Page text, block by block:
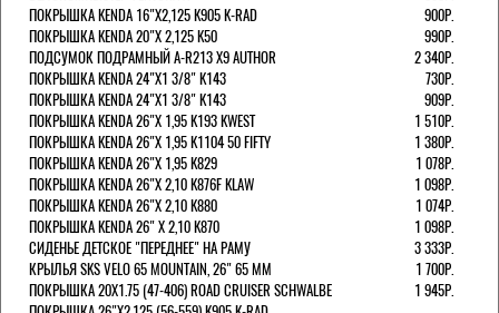
ПОКРЫШКА KENDA 16"Х2,125 K905 K-RAD
900Р.
ПОКРЫШКА KENDA 20"Х 2,125 K50
990Р.
ПОДСУМОК ПОДРАМНЫЙ A-R213 X9 AUTHOR
2 340Р.
ПОКРЫШКА KENDA 24"Х1 3/8" K143
730Р.
ПОКРЫШКА KENDA 24"Х1 3/8" K143
909Р.
ПОКРЫШКА KENDA 26"Х 1,95 K193 KWEST
1 510Р.
ПОКРЫШКА KENDA 26"Х 1,95 K1104 50 FIFTY
1 380Р.
ПОКРЫШКА KENDA 26"Х 1,95 K829
1 078Р.
ПОКРЫШКА KENDA 26"Х 2,10 K876F KLAW
1 098Р.
ПОКРЫШКА KENDA 26"Х 2,10 K880
1 074Р.
ПОКРЫШКА KENDA 26" Х 2,10 K870
1 098Р.
СИДЕНЬЕ ДЕТСКОЕ "ПЕРЕДНЕЕ" НА РАМУ
3 333Р.
КРЫЛЬЯ SKS VELO 65 MOUNTAIN, 26" 65 ММ
1 700Р.
ПОКРЫШКА 20X1.75 (47-406) ROAD CRUISER SCHWALBE
1 945Р.